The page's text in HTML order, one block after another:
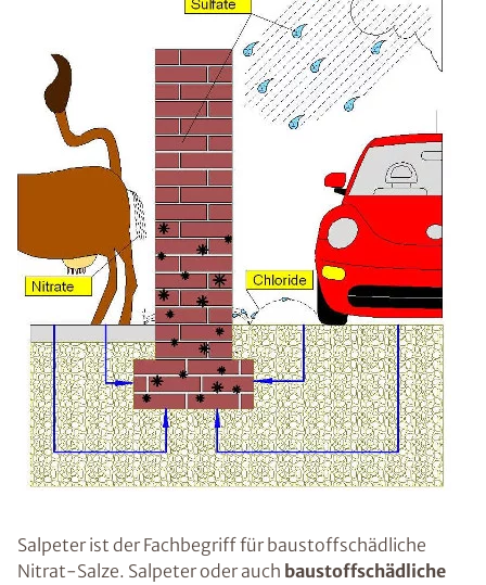
Salpeter ist der Fachbegriff für baustoffschädliche
Nitrat-Salze. Salpeter oder auch baustoffschädliche